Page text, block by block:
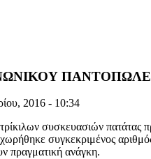
2016 - 10:34
συσκευασιών
συγκεκριμένος
πραγματική ανάγκη.